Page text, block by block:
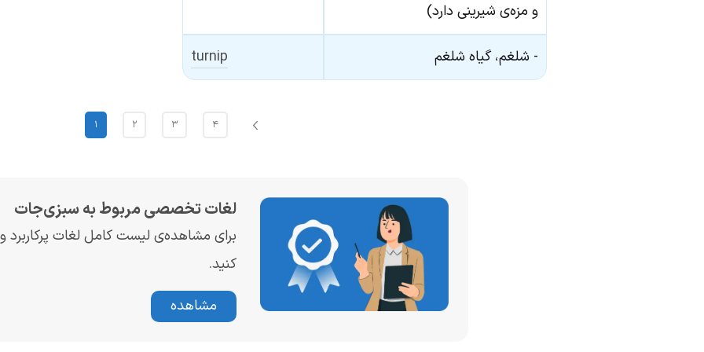
و مزه‌ی شیرینی دارد)
turnip - شلغم، گیاه شلغم
۱ ۲ ۳ ۴
لغات تخصصی مربوط به سبزی‌جات
برای مشاهده‌ی لیست کامل لغات
کنید.
مشاهده